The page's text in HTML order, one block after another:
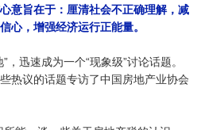
意旨在于：厘清社会不正确理解，减
心，增强经济运行正能量。
，迅速成为一个“现象级”讨论话题。
热议的话题专访了中国房地产业协会